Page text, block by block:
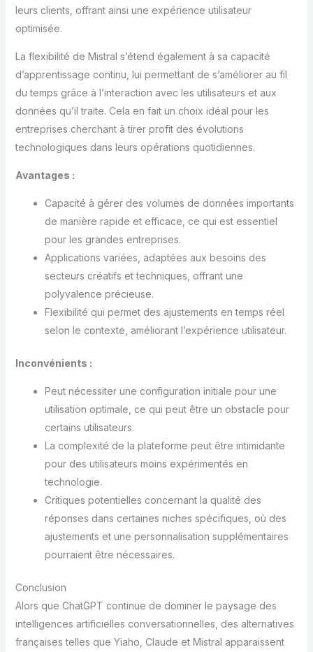
leurs clients, offrant ainsi une expérience utilisateur
optimisée.
La flexibilité de Mistral s’étend également à sa capacité
d’apprentissage continu, lui permettant de s’améliorer au fil
du temps grâce à l’interaction avec les utilisateurs et aux
données qu’il traite. Cela en fait un choix idéal pour les
entreprises cherchant à tirer profit des évolutions
technologiques dans leurs opérations quotidiennes.
Avantages :
Capacité à gérer des volumes de données importants
de manière rapide et efficace, ce qui est essentiel
pour les grandes entreprises.
Applications variées, adaptées aux besoins des
secteurs créatifs et techniques, offrant une
polyvalence précieuse.
Flexibilité qui permet des ajustements en temps réel
selon le contexte, améliorant l’expérience utilisateur.
Inconvénients :
Peut nécessiter une configuration initiale pour une
utilisation optimale, ce qui peut être un obstacle pour
certains utilisateurs.
La complexité de la plateforme peut être intimidante
pour des utilisateurs moins expérimentés en
technologie.
Critiques potentielles concernant la qualité des
réponses dans certaines niches spécifiques, où des
ajustements et une personnalisation supplémentaires
pourraient être nécessaires.
Conclusion
Alors que ChatGPT continue de dominer le paysage des
intelligences artificielles conversationnelles, des alternatives
françaises telles que Yiaho, Claude et Mistral apparaissent